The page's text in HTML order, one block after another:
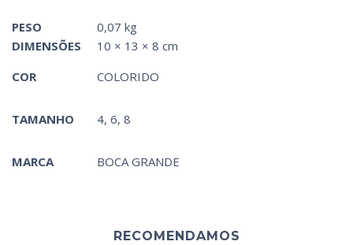
PESO
0,07 kg
DIMENSÕES
10 × 13 × 8 cm
COR
COLORIDO
TAMANHO 4, 6, 8
MARCA BOCA GRANDE
RECOMENDAMOS